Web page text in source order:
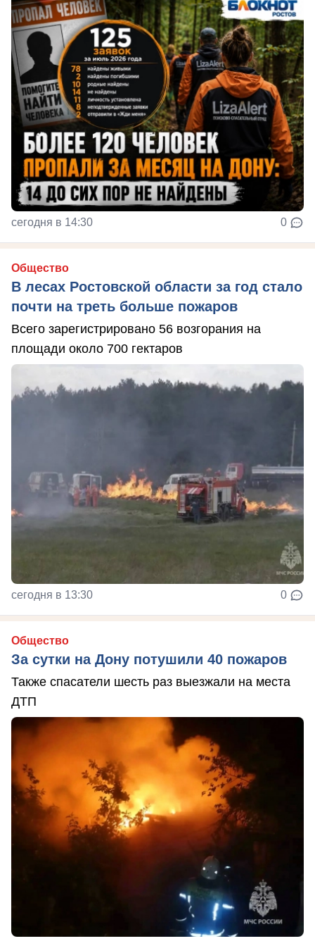
сегодня в 14:30 0
Общество
В лесах Ростовской области за год стало
почти на треть больше пожаров
Всего зарегистрировано 56 возгорания на
площади около 700 гектаров
сегодня в 13:30 0
Общество
За сутки на Дону потушили 40 пожаров
Также спасатели шесть раз выезжали на места
ДТП